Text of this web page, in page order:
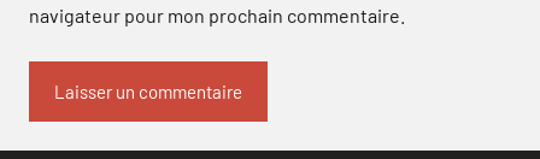
navigateur pour mon prochain commentaire.